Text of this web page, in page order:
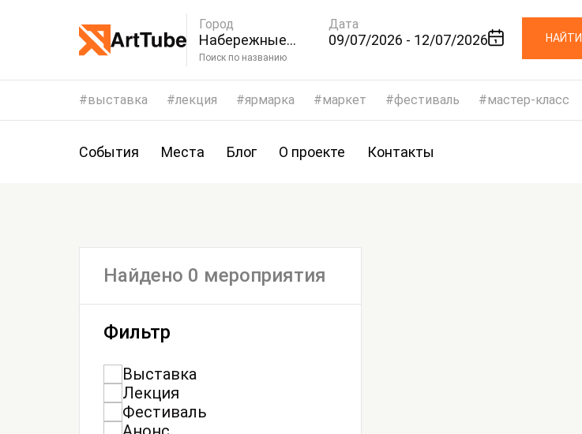
Город
Набережные
Челны
Дата
09/07/2026 - 12/07/2026
Поиск по названию
НАЙТИ
выставка лекция ярмарка маркет фестиваль мастер-класс
События Места Блог О проекте Контакты
Найдено 0 мероприятия
Фильтр
Выставка
Лекция
Фестиваль